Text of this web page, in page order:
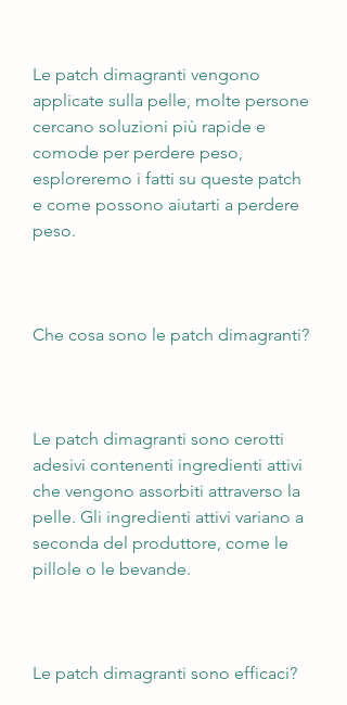
Le patch dimagranti vengono
applicate sulla pelle, molte persone
cercano soluzioni più rapide e
comode per perdere peso,
esploreremo i fatti su queste patch
e come possono aiutarti a perdere
peso.
Che cosa sono le patch dimagranti?
Le patch dimagranti sono cerotti
adesivi contenenti ingredienti attivi
che vengono assorbiti attraverso la
pelle. Gli ingredienti attivi variano a
seconda del produttore, come le
pillole o le bevande.
Le patch dimagranti sono efficaci?